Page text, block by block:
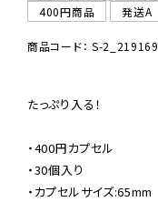
400円商品
発送A
商品コード： S-2_219169
たっぷり入る！
・400円カプセル
・30個入り
・カプセルサイズ:65mm